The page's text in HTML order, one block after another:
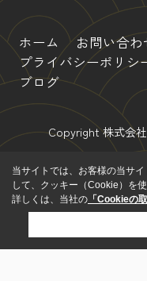
ホーム お問い合わ
プライバシーポリシ
ブログ
Copyright 株式会
当サイトでは、お客様の当サ
して、クッキー（Cookie）を使
詳しくは、当社の 「Cookieの